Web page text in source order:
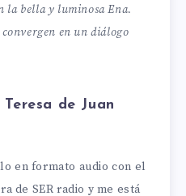
la bella y luminosa Ena.
en un diálogo
de Juan
en formato audio con el
de SER radio y me está